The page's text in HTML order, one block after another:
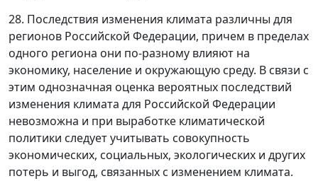
28. Последствия изменения климата различны для
регионов Российской Федерации, причем в пределах
одного региона они по-разному влияют на
экономику, население и окружающую среду. В связи с
этим однозначная оценка вероятных последствий
изменения климата для Российской Федерации
невозможна и при выработке климатической
политики следует учитывать совокупность
экономических, социальных, экологических и других
потерь и выгод, связанных с изменением климата.